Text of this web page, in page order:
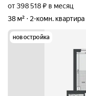
от 398 518 ₽ в месяц
38 м²
2-комн. квартира
новостройка